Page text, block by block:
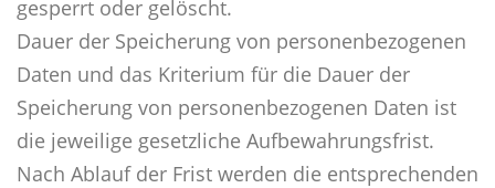
gesperrt oder gelöscht.
Dauer der Speicherung von personenbezogenen
Daten und das Kriterium für die Dauer der
Speicherung von personenbezogenen Daten ist
die jeweilige gesetzliche Aufbewahrungsfrist.
Nach Ablauf der Frist werden die entsprechenden